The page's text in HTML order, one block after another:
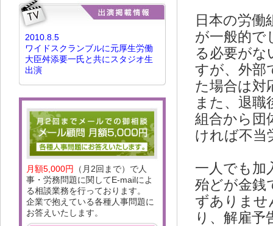
2010.8.5
ワイドスクランブルに元厚生労働
大臣舛添要一氏と共にスタジオ生
出演
月額5,000円
（月2回まで）で人
事・労務問題に関してE-mailによ
る相談業務を行っております。
企業で抱えている各種人事問題に
お答えいたします。
日本の労働
が一般的で
る必要がな
すが、外部
た場合は対
また、退職
組合から団
ければ不当
一人でも加
殆どが金銭
ずありませ
り、解雇